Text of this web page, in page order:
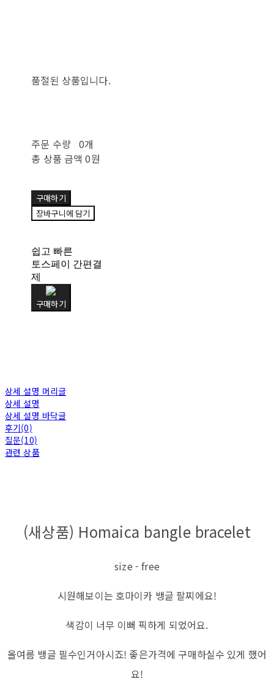
품절된 상품입니다.
주문 수량 0개
총 상품 금액 0원
구매하기
장바구니에 담기
쉽고 빠른
토스페이 간편결
제
구매하기
상세 설명 머리글
상세 설명
상세 설명 바닥글
후기(0)
질문(10)
관련 상품
(새상품) Homaica bangle bracelet
size - free
시원해보이는 호마이카 뱅글 팔찌에요!
색감이 너무 이뻐 픽하게 되었어요.
올여름 뱅글 필수인거아시죠! 좋은가격에 구매하실수 있게 했어
요!